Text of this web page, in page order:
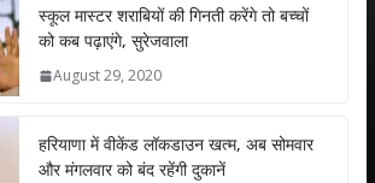
स्कूल मास्टर शराबियों की गिनती करेंगे तो बच्चों
को कब पढ़ाएंगे, सुरेजवाला
August 29, 2020
हरियाणा में वीकेंड लॉकडाउन खत्म, अब सोमवार
और मंगलवार को बंद रहेंगी दुकानें